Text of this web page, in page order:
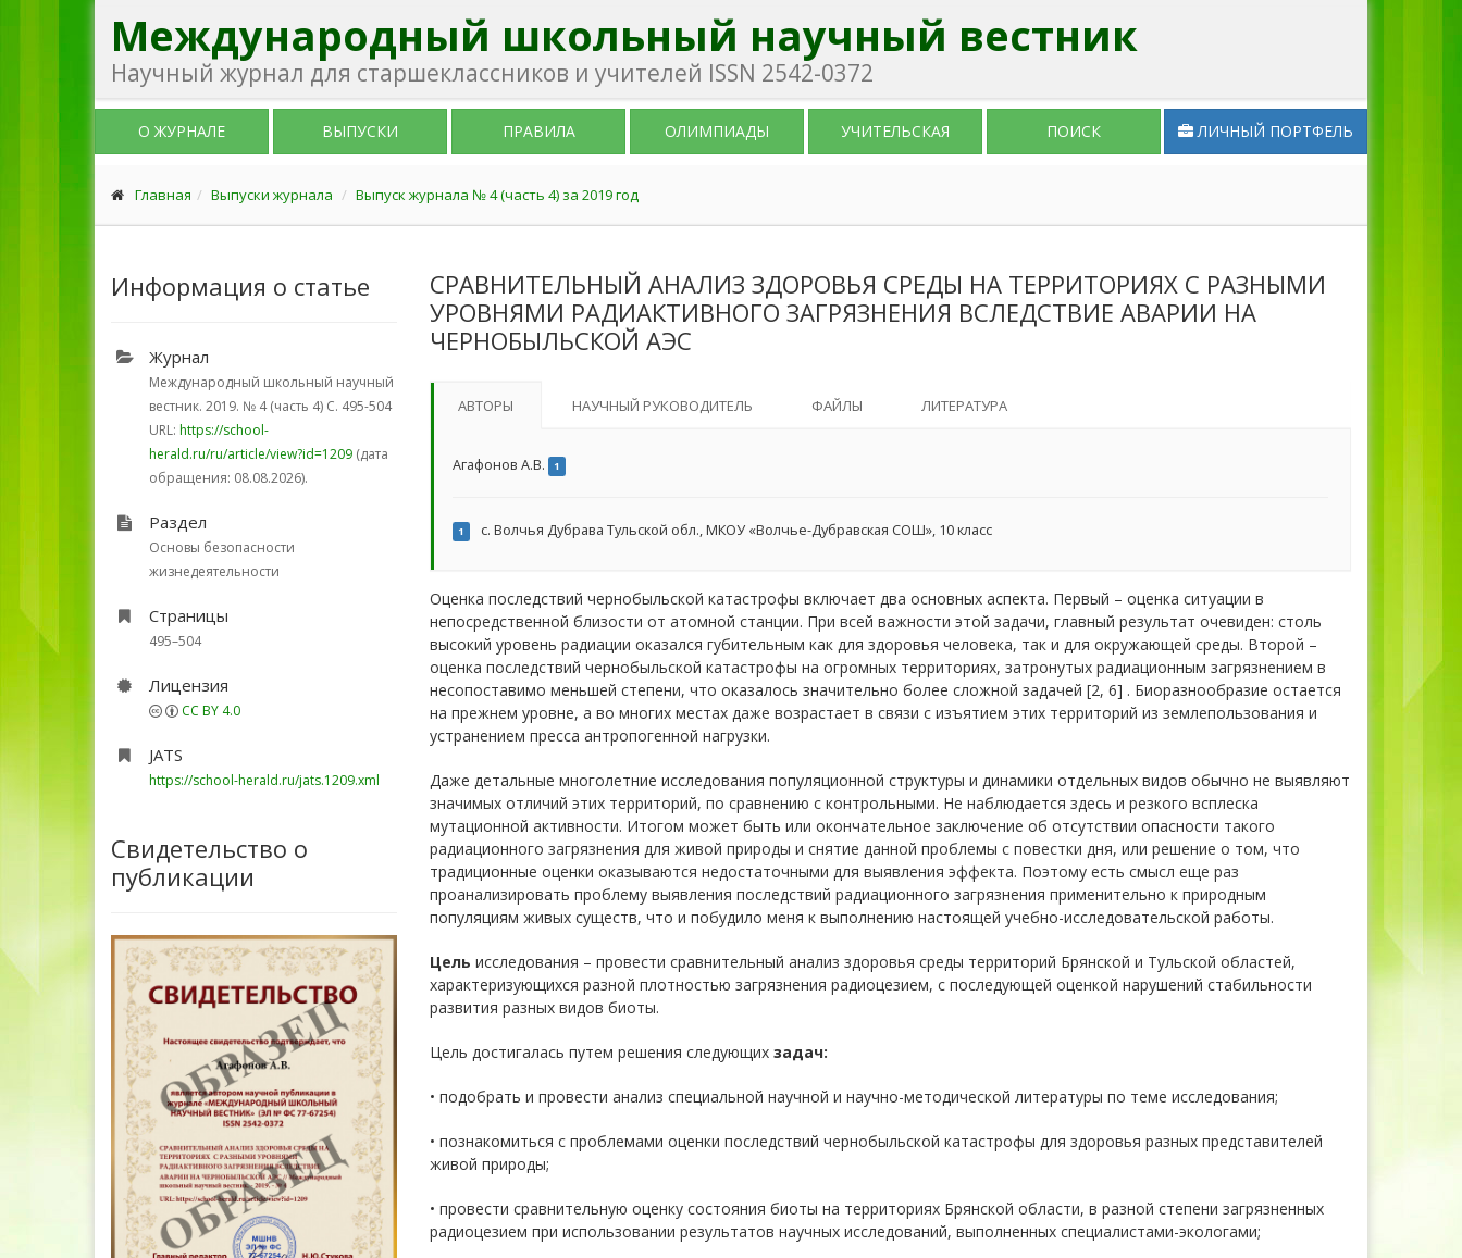
Международный школьный научный вестник
Научный журнал для старшеклассников и учителей ISSN 2542-0372
О ЖУРНАЛЕ ВЫПУСКИ ПРАВИЛА ОЛИМПИАДЫ УЧИТЕЛЬСКАЯ ПОИСК ЛИЧНЫЙ ПОРТФЕЛЬ
Главная Выпуски журнала Выпуск журнала № 4 (часть 4) за 2019 год
Информация о статье
Журнал
Международный школьный научный
вестник. 2019. № 4 (часть 4) С. 495-504
URL: https://school-
herald.ru/ru/article/view?id=1209 (дата
обращения: 08.08.2026).
Раздел
Основы безопасности
жизнедеятельности
Страницы
495–504
Лицензия
CC BY 4.0
JATS
https://school-herald.ru/jats.1209.xml
Свидетельство о
публикации
СРАВНИТЕЛЬНЫЙ АНАЛИЗ ЗДОРОВЬЯ СРЕДЫ НА ТЕРРИТОРИЯХ С РАЗНЫМИ
УРОВНЯМИ РАДИАКТИВНОГО ЗАГРЯЗНЕНИЯ ВСЛЕДСТВИЕ АВАРИИ НА
ЧЕРНОБЫЛЬСКОЙ АЭС
АВТОРЫ НАУЧНЫЙ РУКОВОДИТЕЛЬ ФАЙЛЫ ЛИТЕРАТУРА
Агафонов А.В. 1
1 с. Волчья Дубрава Тульской обл., МКОУ «Волчье-Дубравская СОШ», 10 класс
Оценка последствий чернобыльской катастрофы включает два основных аспекта. Первый – оценка ситуации в
непосредственной близости от атомной станции. При всей важности этой задачи, главный результат очевиден: столь
высокий уровень радиации оказался губительным как для здоровья человека, так и для окружающей среды. Второй –
оценка последствий чернобыльской катастрофы на огромных территориях, затронутых радиационным загрязнением в
несопоставимо меньшей степени, что оказалось значительно более сложной задачей [2, 6] . Биоразнообразие остается
на прежнем уровне, а во многих местах даже возрастает в связи с изъятием этих территорий из землепользования и
устранением пресса антропогенной нагрузки.
Даже детальные многолетние исследования популяционной структуры и динамики отдельных видов обычно не выявляют
значимых отличий этих территорий, по сравнению с контрольными. Не наблюдается здесь и резкого всплеска
мутационной активности. Итогом может быть или окончательное заключение об отсутствии опасности такого
радиационного загрязнения для живой природы и снятие данной проблемы с повестки дня, или решение о том, что
традиционные оценки оказываются недостаточными для выявления эффекта. Поэтому есть смысл еще раз
проанализировать проблему выявления последствий радиационного загрязнения применительно к природным
популяциям живых существ, что и побудило меня к выполнению настоящей учебно-исследовательской работы.
Цель исследования – провести сравнительный анализ здоровья среды территорий Брянской и Тульской областей,
характеризующихся разной плотностью загрязнения радиоцезием, с последующей оценкой нарушений стабильности
развития разных видов биоты.
Цель достигалась путем решения следующих задач:
• подобрать и провести анализ специальной научной и научно-методической литературы по теме исследования;
• познакомиться с проблемами оценки последствий чернобыльской катастрофы для здоровья разных представителей
живой природы;
• провести сравнительную оценку состояния биоты на территориях Брянской области, в разной степени загрязненных
радиоцезием при использовании результатов научных исследований, выполненных специалистами-экологами;